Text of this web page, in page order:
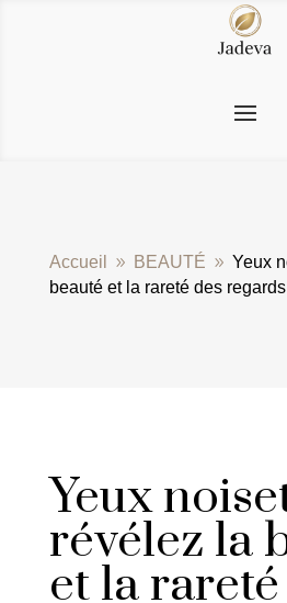
Accueil 9 BEAUTÉ 9 Yeux
beauté et la rareté des
Yeux
révélez la
et la